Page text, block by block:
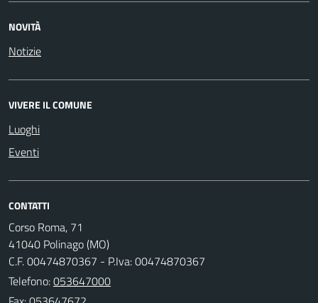
NOVITÀ
Notizie
VIVERE IL COMUNE
Luoghi
Eventi
CONTATTI
Corso Roma, 71
41040 Polinago (MO)
C.F. 00474870367 - P.Iva: 00474870367
Telefono:053647000